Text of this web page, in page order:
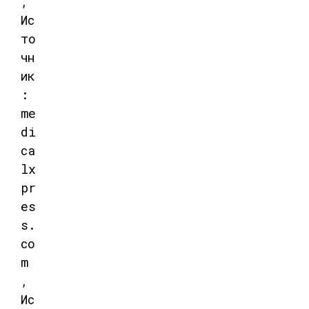
Ис
то
чн
ик
:
me
di
ca
lx
pr
es
s.
co
m
,
Ис